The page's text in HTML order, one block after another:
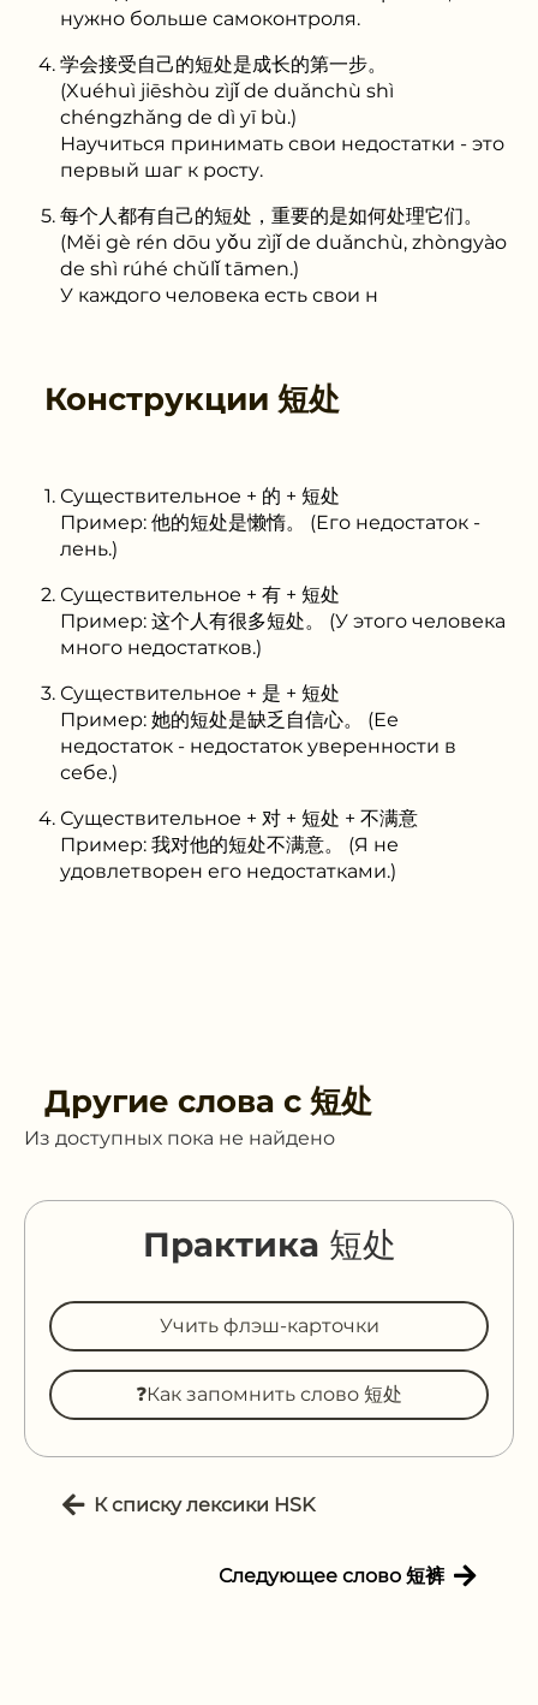
нужно больше самоконтроля.
学会接受自己的短处是成长的第一步。
(Xuéhuì jiēshòu zìjǐ de duǎnchù shì
chéngzhǎng de dì yī bù.)
Научиться принимать свои недостатки - это
первый шаг к росту.
每个人都有自己的短处，重要的是如何处理它们。
(Měi gè rén dōu yǒu zìjǐ de duǎnchù, zhòngyào
de shì rúhé chǔlǐ tāmen.)
У каждого человека есть свои н
Конструкции 短处
Существительное + 的 + 短处
Пример: 他的短处是懒惰。 (Его недостаток -
лень.)
Существительное + 有 + 短处
Пример: 这个人有很多短处。 (У этого человека
много недостатков.)
Существительное + 是 + 短处
Пример: 她的短处是缺乏自信心。 (Ее
недостаток - недостаток уверенности в
себе.)
Существительное + 对 + 短处 + 不满意
Пример: 我对他的短处不满意。 (Я не
удовлетворен его недостатками.)
Другие слова с 短处
Из доступных пока не найдено
Практика 短处
Учить флэш-карточки
❓Как запомнить слово 短处
К списку лексики HSK
Следующее слово 短裤